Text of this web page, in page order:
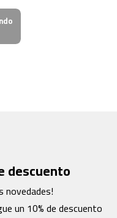
descuento
novedades!
un 10% de descuento